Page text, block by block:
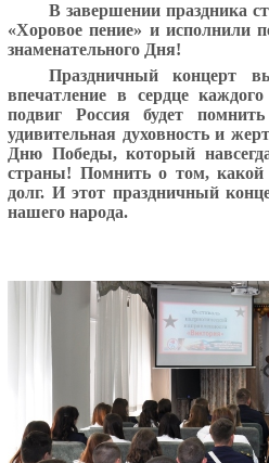
В завершении праздника
«Хоровое пение» и исполнили
знаменательного Дня!
Праздничный концерт
впечатление в сердце
подвиг Россия будет
удивительная духовность и
Дню Победы, который
страны! Помнить о том,
долг. И этот праздничный
нашего народа.